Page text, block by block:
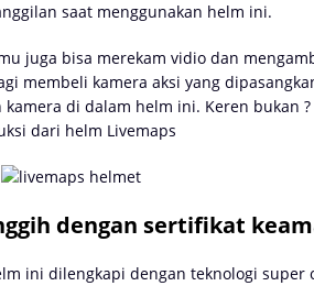
saat menggunakan helm ini.
juga bisa merekam vidio dan
membeli kamera aksi yang
kamera di dalam helm ini. Keren bukan
dari helm Livemaps
dengan sertifikat
ini dilengkapi dengan teknologi super